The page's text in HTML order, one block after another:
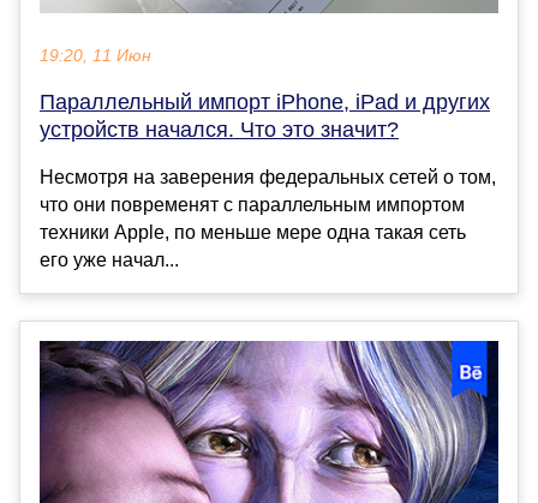
19:20, 11 Июн
Параллельный импорт iPhone, iPad и других
устройств начался. Что это значит?
Несмотря на заверения федеральных сетей о том,
что они повременят с параллельным импортом
техники Apple, по меньше мере одна такая сеть
его уже начал...